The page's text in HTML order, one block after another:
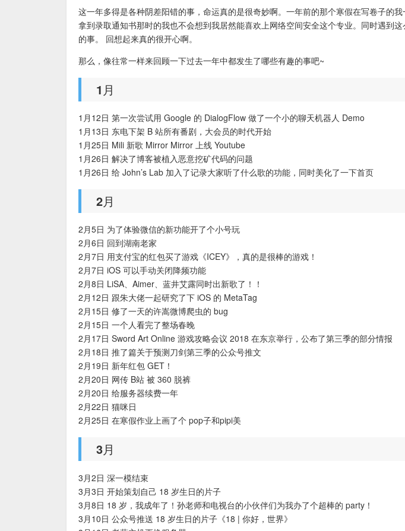
这一年多得是各种阴差阳错的事，命运真的是很奇妙啊。一年前的那个寒假在写卷子的我
拿到录取通知书那时的我也不会想到我居然能喜欢上网络空间安全这个专业。同时遇到
的事。 回想起来真的很开心啊。
那么，像往常一样来回顾一下过去一年中都发生了哪些有趣的事吧~
1月
1月12日 第一次尝试用 Google 的 DialogFlow 做了一个小的聊天机器人 Demo
1月13日 东电下架 B 站所有番剧，大会员的时代开始
1月25日 Mili 新歌 Mirror Mirror 上线 Youtube
1月26日 解决了博客被植入恶意挖矿代码的问题
1月26日 给 John’s Lab 加入了记录大家听了什么歌的功能，同时美化了一下首页
2月
2月5日 为了体验微信的新功能开了个小号玩
2月6日 回到湖南老家
2月7日 用支付宝的红包买了游戏《ICEY》，真的是很棒的游戏！
2月7日 iOS 可以手动关闭降频功能
2月8日 LiSA、Aimer、蓝井艾露同时出新歌了！！
2月12日 跟朱大佬一起研究了下 iOS 的 MetaTag
2月15日 修了一天的许嵩微博爬虫的 bug
2月15日 一个人看完了整场春晚
2月17日 Sword Art Online 游戏攻略会议 2018 在东京举行，公布了第三季的部分情报
2月18日 推了篇关于预测刀剑第三季的公众号推文
2月19日 新年红包 GET！
2月20日 网传 B站 被 360 脱裤
2月20日 给服务器续费一年
2月22日 猫咪日
2月25日 在寒假作业上画了个 pop子和pipi美
3月
3月2日 深一模结束
3月3日 开始策划自己 18 岁生日的片子
3月8日 18 岁，我成年了！孙老师和电视台的小伙伴们为我办了个超棒的 party！
3月10日 公众号推送 18 岁生日的片子《18 | 你好，世界》